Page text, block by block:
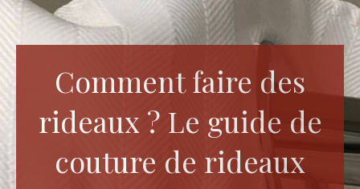
Comment faire des
rideaux ? Le guide de
couture de rideaux